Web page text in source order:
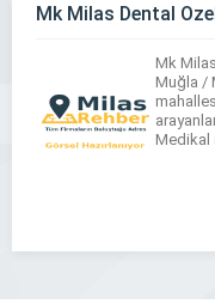
Mk Milas Dental
Mk
Muğla /
Medikal